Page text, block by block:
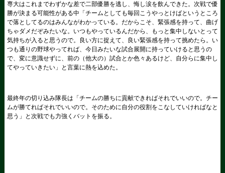
専大はこれまでわずかな差で二部優勝を逃し、悔し涙を飲んできた。次戦で優
勝が決まる可能性がある中「チームとしても毎回こうやっとけばというところ
で落としてるのはみんながわかっている。だからこそ、緊張感を持って、曲げ
ちゃダメだぞみたいな。いつもやっているんだから、もっと集中しないとって
気持ちが入ると思うので。良い方に捉えて、良い緊張感を持って挑めたら。い
つも通りの野球やってれば、今日みたいな試合展開に持っていけると思うの
で、変に意識せずに、前の（他大の）試合とか色々あるけど、自分らに集中し
てやっていきたい」と言葉に熱を込めた。
最終年の切り込み隊長は「チームの勝ちに貢献できればそれでいいので。チー
ムが勝てればそれでいいので。そのために自分の役割をこなしていければなと
思う」と次戦でも力強くバットを振る。